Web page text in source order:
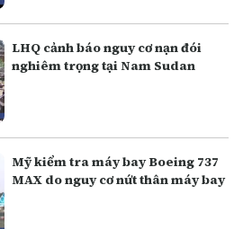
LHQ cảnh báo nguy cơ nạn đói
nghiêm trọng tại Nam Sudan
Mỹ kiểm tra máy bay Boeing 737
MAX do nguy cơ nứt thân máy bay